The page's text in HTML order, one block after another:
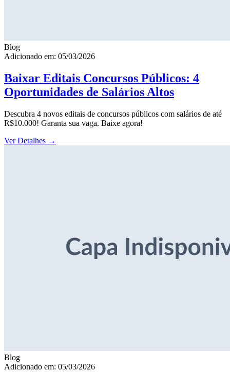
Blog
Adicionado em: 05/03/2026
Baixar Editais Concursos Públicos: 4
Oportunidades de Salários Altos
Descubra 4 novos editais de concursos públicos com salários de até
R$10.000! Garanta sua vaga. Baixe agora!
Ver Detalhes →
Blog
Adicionado em: 05/03/2026